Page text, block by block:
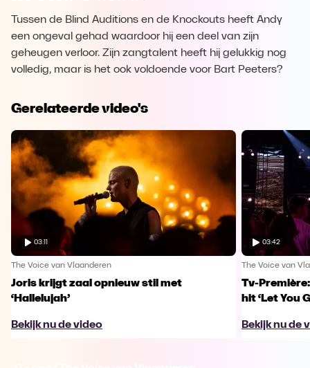
Tussen de Blind Auditions en de Knockouts heeft Andy
een ongeval gehad waardoor hij een deel van zijn
geheugen verloor. Zijn zangtalent heeft hij gelukkig nog
volledig, maar is het ook voldoende voor Bart Peeters?
Gerelateerde video's
03:11
The Voice van Vlaanderen
Joris krijgt zaal opnieuw stil met
‘Hallelujah’
Bekijk nu de video
03:42
The Voice van
Tv-
hit ‘Let You
Bekijk nu de